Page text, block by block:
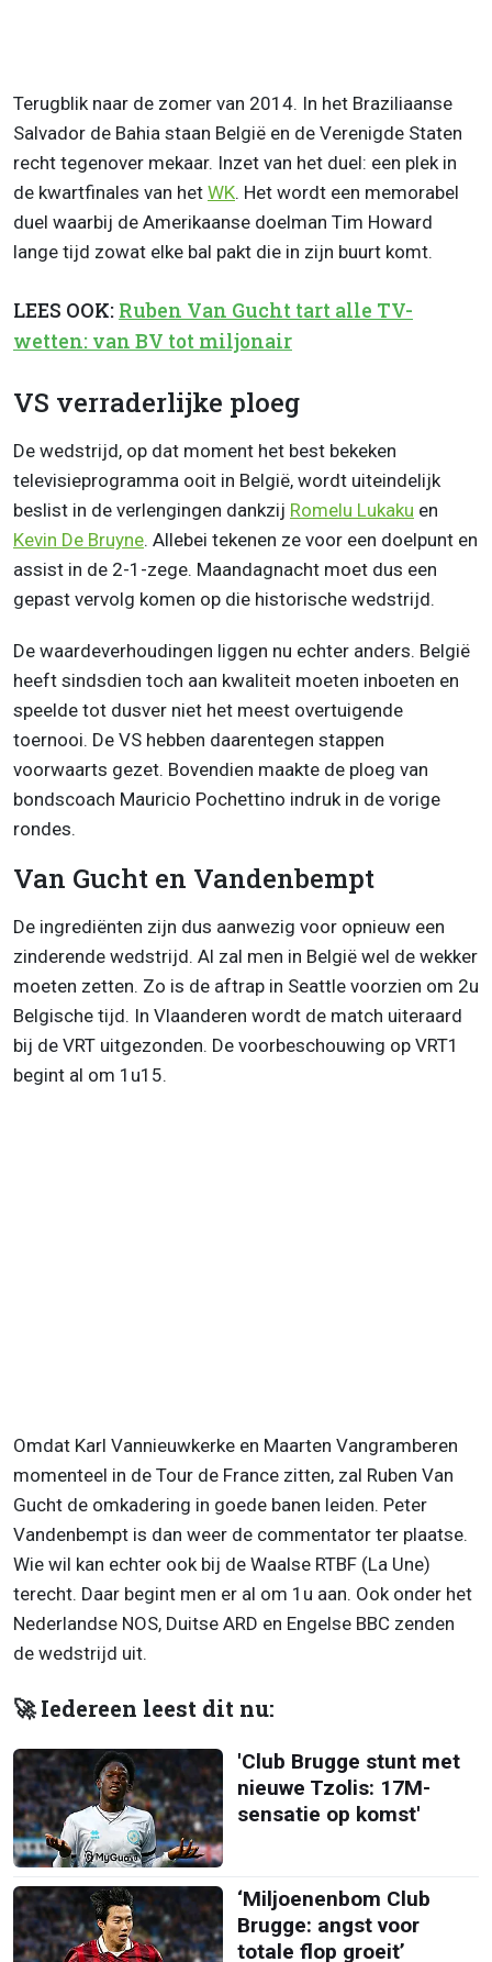
Terugblik naar de zomer van 2014. In het Braziliaanse
Salvador de Bahia staan België en de Verenigde Staten
recht tegenover mekaar. Inzet van het duel: een plek in
de kwartfinales van het WK. Het wordt een memorabel
duel waarbij de Amerikaanse doelman Tim Howard
lange tijd zowat elke bal pakt die in zijn buurt komt.
LEES OOK: Ruben Van Gucht tart alle TV-
wetten: van BV tot miljonair
VS verraderlijke ploeg
De wedstrijd, op dat moment het best bekeken
televisieprogramma ooit in België, wordt uiteindelijk
beslist in de verlengingen dankzij Romelu Lukaku en
Kevin De Bruyne. Allebei tekenen ze voor een doelpunt en
assist in de 2-1-zege. Maandagnacht moet dus een
gepast vervolg komen op die historische wedstrijd.
De waardeverhoudingen liggen nu echter anders. België
heeft sindsdien toch aan kwaliteit moeten inboeten en
speelde tot dusver niet het meest overtuigende
toernooi. De VS hebben daarentegen stappen
voorwaarts gezet. Bovendien maakte de ploeg van
bondscoach Mauricio Pochettino indruk in de vorige
rondes.
Van Gucht en Vandenbempt
De ingrediënten zijn dus aanwezig voor opnieuw een
zinderende wedstrijd. Al zal men in België wel de wekker
moeten zetten. Zo is de aftrap in Seattle voorzien om 2u
Belgische tijd. In Vlaanderen wordt de match uiteraard
bij de VRT uitgezonden. De voorbeschouwing op VRT1
begint al om 1u15.
Omdat Karl Vannieuwkerke en Maarten Vangramberen
momenteel in de Tour de France zitten, zal Ruben Van
Gucht de omkadering in goede banen leiden. Peter
Vandenbempt is dan weer de commentator ter plaatse.
Wie wil kan echter ook bij de Waalse RTBF (La Une)
terecht. Daar begint men er al om 1u aan. Ook onder het
Nederlandse NOS, Duitse ARD en Engelse BBC zenden
de wedstrijd uit.
🚀 Iedereen leest dit nu:
'Club Brugge stunt met
nieuwe Tzolis: 17M-
sensatie op komst'
‘Miljoenenbom Club
Brugge: angst voor
totale flop groeit’